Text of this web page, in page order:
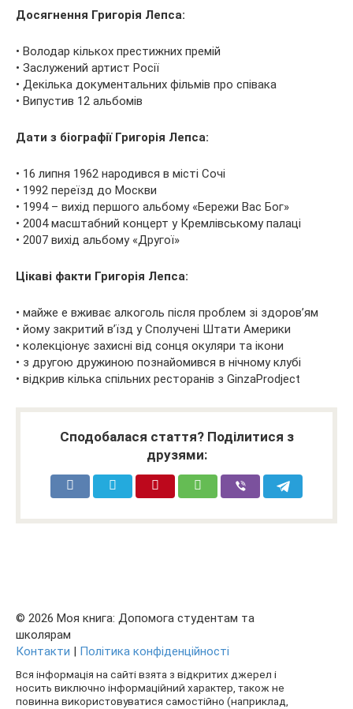
Досягнення Григорія Лепса:
• Володар кількох престижних премій
• Заслужений артист Росії
• Декілька документальних фільмів про співака
• Випустив 12 альбомів
Дати з біографії Григорія Лепса:
• 16 липня 1962 народився в місті Сочі
• 1992 переїзд до Москви
• 1994 – вихід першого альбому «Бережи Вас Бог»
• 2004 масштабний концерт у Кремлівському палаці
• 2007 вихід альбому «Другої»
Цікаві факти Григорія Лепса:
• майже е вживає алкоголь після проблем зі здоров’ям
• йому закритий в’їзд у Сполучені Штати Америки
• колекціонує захисні від сонця окуляри та ікони
• з другою дружиною познайомився в нічному клубі
• відкрив кілька спільних ресторанів з GinzaProdject
Сподобалася стаття? Поділитися з
друзями:
© 2026 Моя книга: Допомога студентам та
школярам
Контакти | Політика конфіденційності
Вся інформація на сайті взята з відкритих джерел і
носить виключно інформаційний характер, також не
повинна використовуватися самостійно (наприклад,